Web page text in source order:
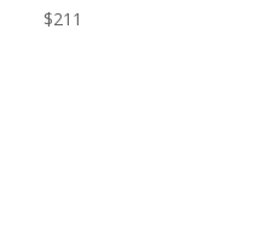
$211